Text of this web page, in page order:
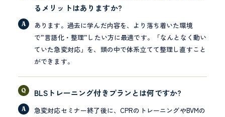
るメリットはありますか?
あります。過去に学んだ内容を、より落ち着いた環境
で”言語化・整理”したい方に最適です。「なんとなく動い
ていた急変対応」を、頭の中で体系立てて整理し直すこと
ができます。
BLSトレーニング付きプランとは何ですか?
急変対応セミナー終了後に、CPRのトレーニングやBVMの